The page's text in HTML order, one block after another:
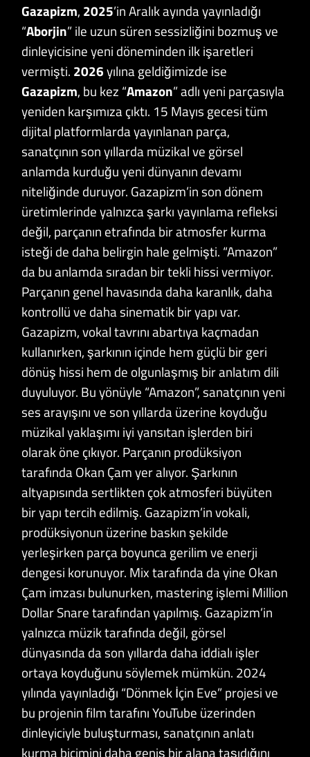
Gazapizm, 2025’in Aralık ayında yayınladığı
“Aborjin” ile uzun süren sessizliğini bozmuş ve
dinleyicisine yeni döneminden ilk işaretleri
vermişti. 2026yılına geldiğimizde ise
Gazapizm, bu kez “Amazon” adlı yeni parçasıyla
yeniden karşımıza çıktı. 15 Mayıs gecesi tüm
dijital platformlarda yayınlanan parça,
sanatçının son yıllarda müzikal ve görsel
anlamda kurduğu yeni dünyanın devamı
niteliğinde duruyor. Gazapizm’in son dönem
üretimlerinde yalnızca şarkı yayınlama refleksi
değil, parçanın etrafında bir atmosfer kurma
isteği de daha belirgin hale gelmişti. “Amazon”
da bu anlamda sıradan bir tekli hissi vermiyor.
Parçanın genel havasında daha karanlık, daha
kontrollü ve daha sinematik bir yapı var.
Gazapizm, vokal tavrını abartıya kaçmadan
kullanırken, şarkının içinde hem güçlü bir geri
dönüş hissi hem de olgunlaşmış bir anlatım dili
duyuluyor. Bu yönüyle “Amazon”, sanatçının yeni
ses arayışını ve son yıllarda üzerine koyduğu
müzikal yaklaşımı iyi yansıtan işlerden biri
olarak öne çıkıyor. Parçanın prodüksiyon
tarafında Okan Çam yer alıyor. Şarkının
altyapısında sertlikten çok atmosferi büyüten
bir yapı tercih edilmiş. Gazapizm’in vokali,
prodüksiyonun üzerine baskın şekilde
yerleşirken parça boyunca gerilim ve enerji
dengesi korunuyor. Mix tarafında da yine Okan
Çam imzası bulunurken, mastering işlemi Million
Dollar Snare tarafından yapılmış. Gazapizm’in
yalnızca müzik tarafında değil, görsel
dünyasında da son yıllarda daha iddialı işler
ortaya koyduğunu söylemek mümkün. 2024
yılında yayınladığı “Dönmek İçin Eve” projesi ve
bu projenin film tarafını YouTube üzerinden
dinleyiciyle buluşturması, sanatçının anlatı
kurma biçimini daha geniş bir alana taşıdığını